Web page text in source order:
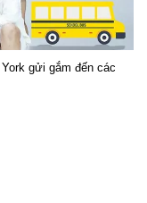
gửi gắm đến các